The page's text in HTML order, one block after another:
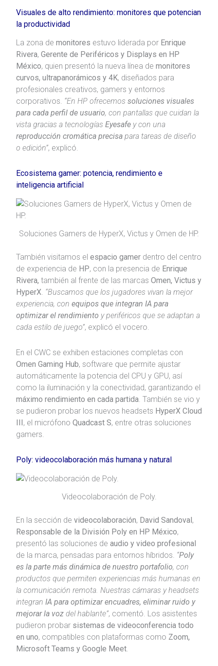
Visuales de alto rendimiento: monitores que potencian
la productividad
La zona de monitores estuvo liderada por Enrique
Rivera, Gerente de Periféricos y Displays en HP
México, quien presentó la nueva línea de monitores
curvos, ultrapanorámicos y 4K, diseñados para
profesionales creativos, gamers y entornos
corporativos. “En HP ofrecemos soluciones visuales
para cada perfil de usuario, con pantallas que cuidan la
vista gracias a tecnologías Eyesafey con una
reproducción cromática precisapara tareas de diseño
o edición”, explicó.
Ecosistema gamer: potencia, rendimiento e
inteligencia artificial
Soluciones Gamers de HyperX, Victus y Omen de HP.
También visitamos el espacio gamerdentro del centro
de experiencia de HP, con la presencia de Enrique
Rivera, también al frente de las marcas Omen, Victus y
HyperX. “Buscamos que los jugadores vivan la mejor
experiencia, con equipos que integran IA para
optimizar el rendimiento y periféricos que se adaptan a
cada estilo de juego”, explicó el vocero.
En el CWC se exhiben estaciones completas con
Omen Gaming Hub, software que permite ajustar
automáticamente la potencia del CPU y GPU, así
como la iluminación y la conectividad, garantizando el
máximo rendimiento en cada partida. También se vio y
se pudieron probar los nuevos headsets HyperX Cloud
III, el micrófono Quadcast S, entre otras soluciones
gamers.
Poly: videocolaboración más humana y natural
Videocolaboración de Poly.
En la sección de videocolaboración, David Sandoval,
Responsable de la División Poly en HP México,
presentó las soluciones de audio y video profesional
de la marca, pensadas para entornos híbridos. “Poly
es la parte más dinámica de nuestro portafolio, con
productos que permiten experiencias más humanas en
la comunicación remota. Nuestras cámaras y headsets
integran IA para optimizar encuadres, eliminar ruido y
mejorar la vozdel hablante”, comentó. Los asistentes
pudieron probar sistemas de videoconferencia todo
en uno, compatibles con plataformas como Zoom,
Microsoft Teams y Google Meet.